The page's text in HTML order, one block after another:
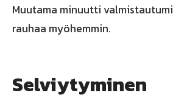
Muutama minuutti
rauhaa myöhemmin.
Selviytyminen